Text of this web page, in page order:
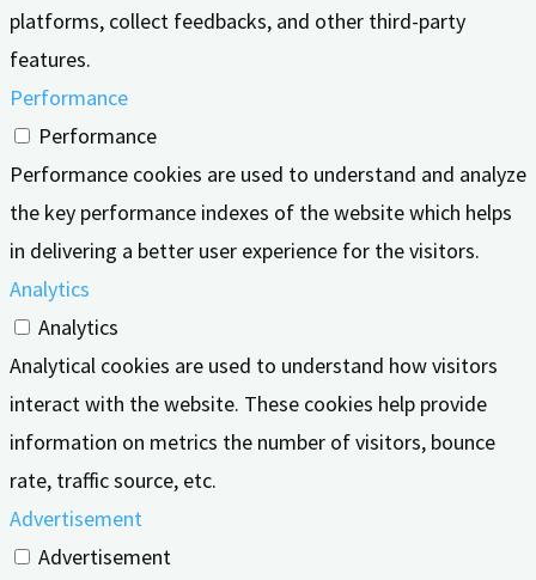
platforms, collect feedbacks, and other third-party
features.
Performance
Performance
Performance cookies are used to understand and analyze
the key performance indexes of the website which helps
in delivering a better user experience for the visitors.
Analytics
Analytics
Analytical cookies are used to understand how visitors
interact with the website. These cookies help provide
information on metrics the number of visitors, bounce
rate, traffic source, etc.
Advertisement
Advertisement